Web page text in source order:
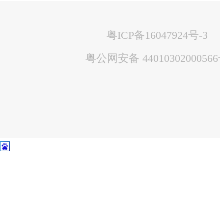
粤ICP备16047924号-3
粤公网安备